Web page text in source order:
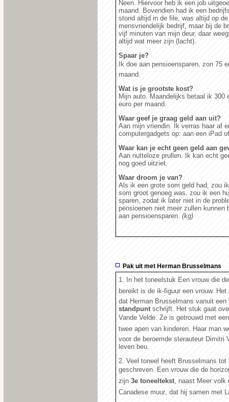
Neen. Hiervoor heb ik een job
maand. Bovendien had ik een
stond altijd in de file, was altijd op
mensvriendelijk bedrijf, maar bij de
vijf minuten van mijn deur, daar
altijd wat meer zijn (lacht).
Spaar je?
Ik doe aan pensioensparen, zon 75
maand.
Wat is je grootste kost?
Mijn auto. Maandelijks betaal ik 300
euro per maand.
Waar geef je graag geld aan uit?
Aan mijn vriendin. Ik verras haar af
computergadgets op: aan een iPad
Waar kan je echt geen geld aan
Aan nutteloze prullen. Ik kan echt
nog goed uitziet.
Waar droom je van?
Als ik een grote som geld had, zou
som groot genoeg was, zou ik een
sparen, zodat ik later niet in de
pensioenen niet meer zullen
aan pensioensparen. (kg)
Pak uit met Herman Brusselmans
1. In het toneelstuk Een vrouw die
bereikt is de ik-figuur een vrouw.
dat Herman Brusselmans vanuit een
standpunt schrijft. Het stuk gaat
Vande Velde. Ze is getrouwd met een
twee apen van kinderen. Haar man
voor de beroemde sterauteur Dimitri
leven beu.
2. Veel toneel heeft Brusselmans tot
geschreven. Een vrouw die de
zijn 3e toneeltekst , naast Meer volk
Canadese muur, dat hij samen met